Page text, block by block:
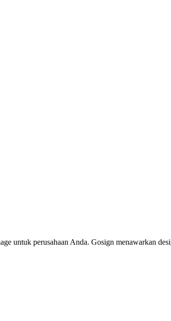
untuk perusahaan Anda. Gosign menawarkan